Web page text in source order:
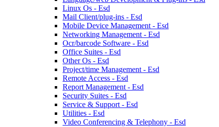
Linux Os - Esd
Mail Client/plug-ins - Esd
Mobile Device Management - Esd
Networking Management - Esd
Ocr/barcode Software - Esd
Office Suites - Esd
Other Os - Esd
Project/time Management - Esd
Remote Access - Esd
Report Management - Esd
Security Suites - Esd
Service & Support - Esd
Utilities - Esd
Video Conferencing & Telephony - Esd